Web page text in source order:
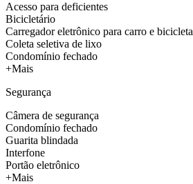
Acesso para deficientes
Bicicletário
Carregador eletrônico para carro e bicicleta
Coleta seletiva de lixo
Condomínio fechado
+Mais
Segurança
Câmera de segurança
Condomínio fechado
Guarita blindada
Interfone
Portão eletrônico
+Mais